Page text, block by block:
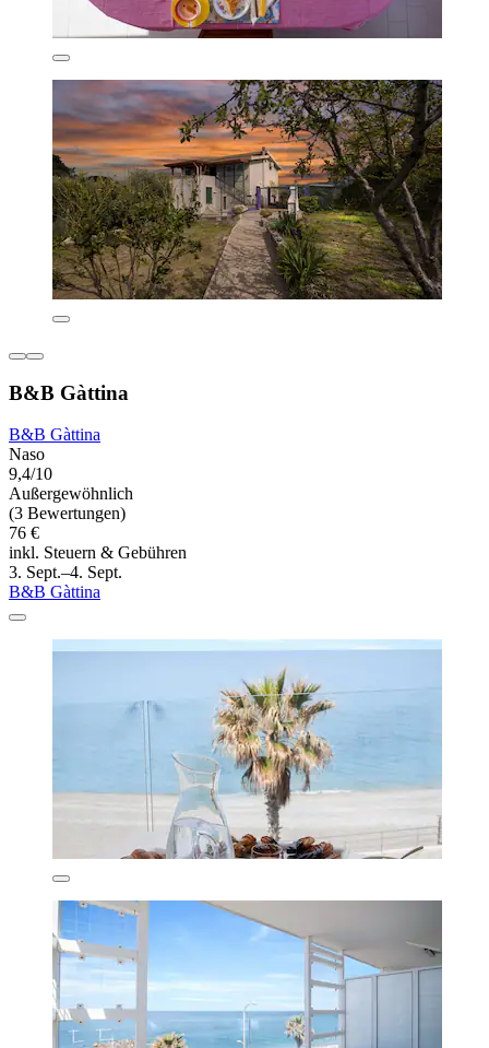
B&B Gàttina
B&B Gàttina
Naso
9,4/10
Außergewöhnlich
(3 Bewertungen)
76 €
inkl. Steuern & Gebühren
3. Sept.–4. Sept.
B&B Gàttina